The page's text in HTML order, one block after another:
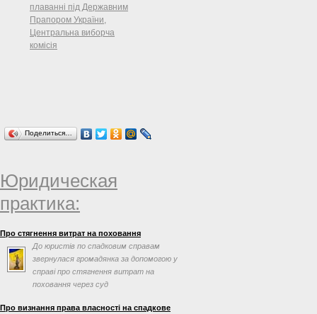
плаванні під Державним
Прапором України,
Центральна виборча
комісія
Поделиться…
Юридическая
практика:
Про стягнення витрат на поховання
До юристів по спадковим справам
звернулася громадянка за допомогою у
справі про стягнення витрат на
поховання через суд
Про визнання права власності на спадкове